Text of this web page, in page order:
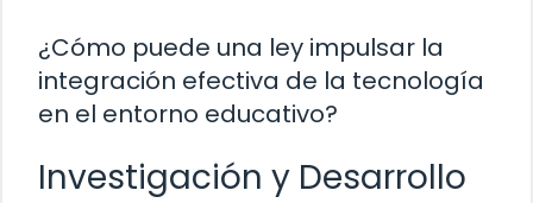
¿Cómo puede una ley impulsar la
integración efectiva de la tecnología
en el entorno educativo?
Investigación y Desarrollo